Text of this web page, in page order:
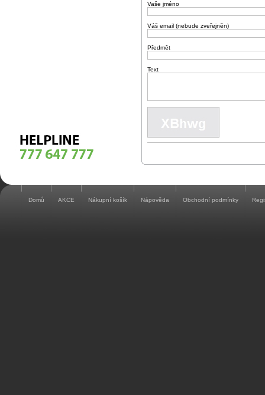
Vaše jméno
Váš email (nebude zveřejněn)
Předmět
Text
Domů AKCE Nákupní košík Nápověda Obchodní podmínky